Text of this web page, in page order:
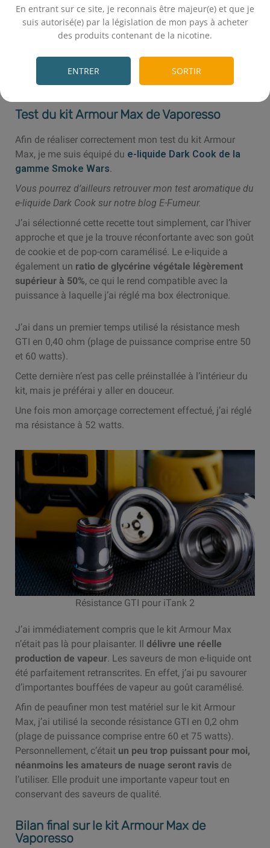
En entrant sur ce site, je reconnais être majeur(e) et que je
suis autorisé(e) par la législation de mon pays à acheter
des produits contenant de la nicotine.
ENTRER
SORTIR
Ouverture du top cap de l'iTank 2
Test du kit Armour Max de Vaporesso
Afin de réaliser correctement mon test du kit Armour
Max, je me suis équipé du e-liquide Dark Cook de la
gamme Smoke Wars.
Vous pourrez d’ailleurs retrouver mon test aromatique du
e-liquide Dark Cook sur notre blog E-Fumeur.
J’ai sélectionné cette recette tout simplement, car l’hiver
approche et que je la trouve réconfortante avec son goût
de cookie et de pop-corn caramélisé. Le e-liquide a
également un ratio de glycérine végétale légèrement
supérieur à 50%, ce qui le rend compatible avec la
puissance à laquelle j’ai réglé ma box électronique.
J’ai dans un premier temps utilisé la résistance mesh
GTI en 0,40 ohm (plage de puissance comprise entre 50
et 60 watts).
Cette dernière n’est pas celle préinstallée à l’intérieur du
kit, mais je préférai y aller en douceur.
Une fois mon amorçage correctement effectué, j’ai réglé
ma résistance à 52 watts.
Résistance GTI pour iTank 2
J’ai immédiatement compris que le kit Armour Max
n’était pas là pour plaisanter. Il délivre une réelle
production de vapeur. Les saveurs de mon e-liquide ont
été parfaitement retranscrites. En effet, j’ai pu savourer
d’importantes bouffées de vapeur au goût caramélisé.
Afin de peaufiner mon test matériel sur le kit Armour
Max, j’ai utilisé la seconde résistance GTI en 0,2 ohm
(plage de puissance comprise entre 60 et 75 watts).
Personnellement, c’était un peu trop puissant pour moi,
néanmoins les amateurs de nuage seront ravis de
l’utiliser. Elle produit une importante vapeur tout en
conservant des saveurs de qualité.
Bilan final sur le kit Armour Max de
Vaporesso